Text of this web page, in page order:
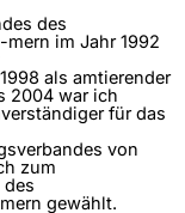
des
im Jahr 1992
als amtierender
2004 war ich
für das
von
zum
des
gewählt.